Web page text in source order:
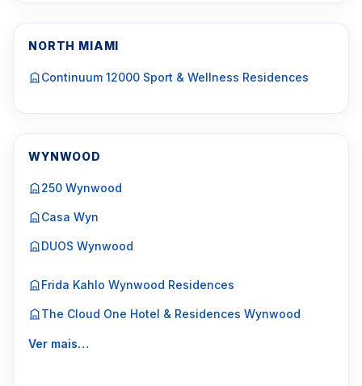
NORTH MIAMI
Continuum 12000 Sport & Wellness Residences
WYNWOOD
250 Wynwood
Casa Wyn
DUOS Wynwood
Frida Kahlo Wynwood Residences
The Cloud One Hotel & Residences Wynwood
Ver mais…